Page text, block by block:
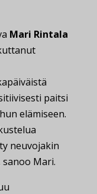
Mari Rintala
paitsi
elämiseen.
neuvojakin
Mari.